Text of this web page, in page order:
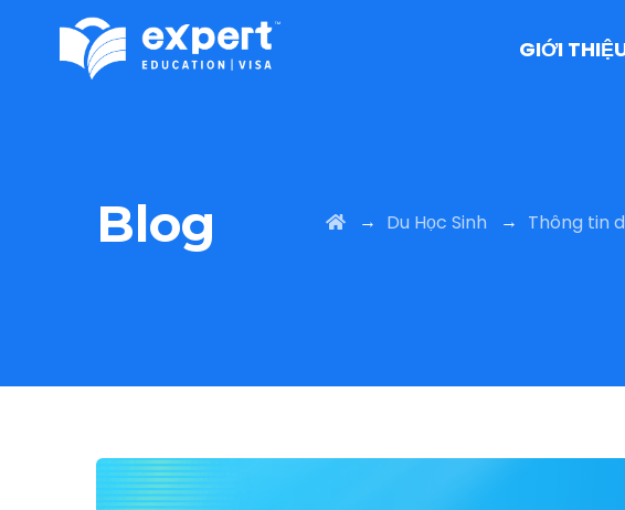
GIỚI
Blog → Du Học Sinh → Thông tin